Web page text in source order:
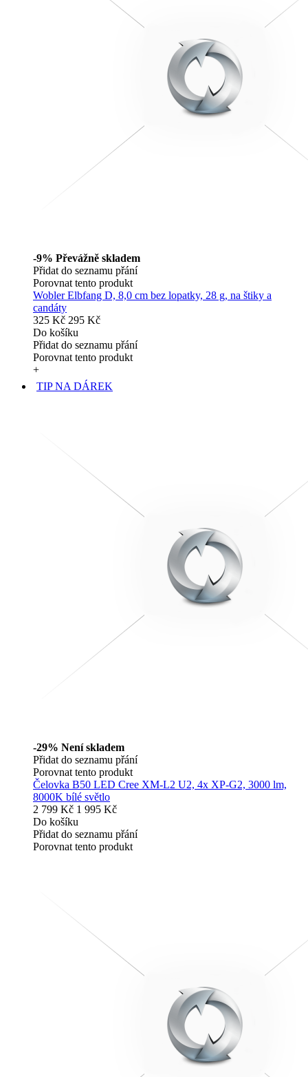
-9% Převážně skladem
Přidat do seznamu přání
Porovnat tento produkt
Wobler Elbfang D, 8,0 cm bez lopatky, 28 g, na štiky a
candáty
325 Kč 295 Kč
Do košíku
Přidat do seznamu přání
Porovnat tento produkt
+
TIP NA DÁREK
-29% Není skladem
Přidat do seznamu přání
Porovnat tento produkt
Čelovka B50 LED Cree XM-L2 U2, 4x XP-G2, 3000 lm,
8000K bílé světlo
2 799 Kč 1 995 Kč
Do košíku
Přidat do seznamu přání
Porovnat tento produkt